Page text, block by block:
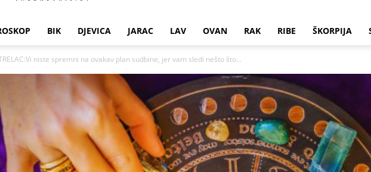
BIK DJEVICA JARAC LAV OVAN RAK RIBE ŠKORPIJA
niste spremni na ovakav plan sudbine, jer vam sledi nešto što...